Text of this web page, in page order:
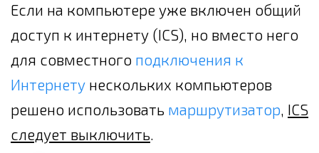
Если на компьютере уже включен общий
доступ к интернету (ICS), но вместо него
для совместного подключения к
Интернету нескольких компьютеров
решено использовать маршрутизатор, ICS
следует выключить.